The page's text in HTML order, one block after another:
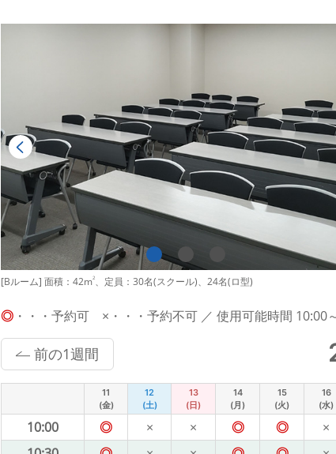
[Bルーム] 面積：42m2、定員：30名(スクール)、24名(ロ型)
◎ ・・・予約可 ×・・・予約不可 ／ 使用可能時間 10:00
前の1週間
11
(金)
12
(土)
13
(日)
14
(月)
15
(火)
16
(水)
10:00 ◎ × × ◎ ◎ ×